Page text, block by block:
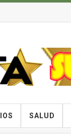
SALUD